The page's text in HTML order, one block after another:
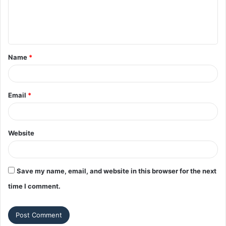
t
*
Name *
Email *
Website
Save my name, email, and website in this browser for the next
time I comment.